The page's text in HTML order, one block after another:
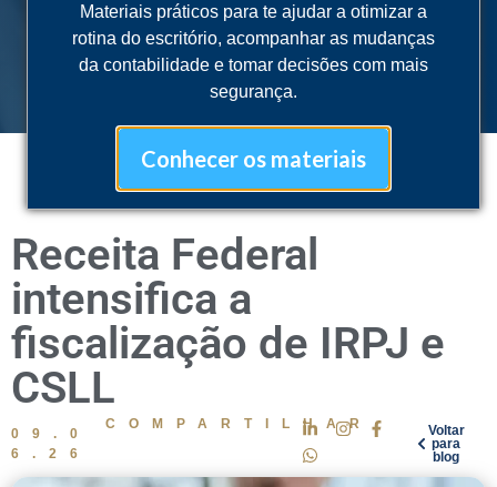
Materiais práticos para te ajudar a otimizar a
rotina do escritório, acompanhar as mudanças
da contabilidade e tomar decisões com mais
segurança.
Conhecer os materiais
Novidades enotícias
Receita Federal
intensifica a
fiscalização de IRPJ e
CSLL
09.0
6.26
COMPARTILHAR
Voltar
para
blog